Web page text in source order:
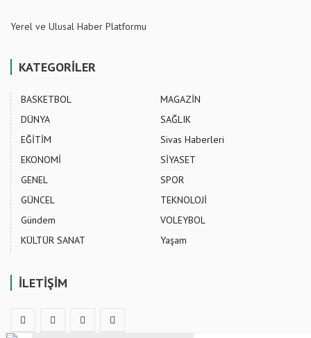
Yerel ve Ulusal Haber Platformu
KATEGORİLER
BASKETBOL
DÜNYA
EĞİTİM
EKONOMİ
GENEL
GÜNCEL
Gündem
KÜLTÜR SANAT
MAGAZİN
SAĞLIK
Sivas Haberleri
SİYASET
SPOR
TEKNOLOJİ
VOLEYBOL
Yaşam
İLETİŞİM